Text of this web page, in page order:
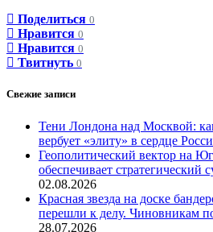
Поделиться 0
Нравится 0
Нравится 0
Твитнуть 0
Свежие записи
Тени Лондона над Москвой:
вербует «элиту» в сердце
Геополитический вектор на
обеспечивает стратегический
02.08.2026
Красная звезда на доске
перешли к делу. Чиновникам
28.07.2026